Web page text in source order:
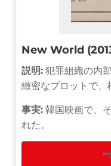
New World
説明: 犯罪組織の内
緻密なプロットで、
事実: 韓国映画で、
れた。